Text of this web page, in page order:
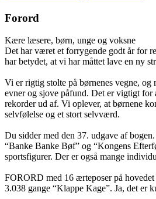
Forord
Kære læsere, børn, unge og voksne
Det har været et forrygende godt år for
har betydet, at vi har måttet lave en ny
Vi er rigtig stolte på børnenes vegne, og
evner og sjove påfund. Det er vigtigt for
rekorder ud af. Vi oplever, at børnene
selvfølelse og et stort selvværd.
Du sidder med den 37. udgave af
“Banke Banke Bøf” og “Kongens
sportsfigurer. Der er også mange
FORORD med 16 ærteposer på
3.038 gange “Klappe Kage”. Ja, det er